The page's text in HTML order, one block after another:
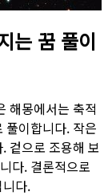
는 꿈 풀이
해몽에서는 축적
풀이합니다. 작은
겉으로 조용해 보
다. 결론적으로
다.